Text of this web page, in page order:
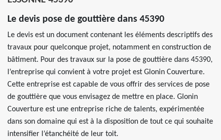
Le devis pose de gouttière dans 45390
Le devis est un document contenant les éléments descriptifs des
travaux pour quelconque projet, notamment en construction de
bâtiment. Pour des travaux sur la pose de gouttière dans 45390,
l’entreprise qui convient à votre projet est Glonin Couverture.
Cette entreprise est capable de vous offrir des services de pose
de gouttière que vous envisagez de mettre en place. Glonin
Couverture est une entreprise riche de talents, expérimentée
dans son domaine qui est à la disposition de tout ce qui souhaite
intensifier l’étanchéité de leur toit.